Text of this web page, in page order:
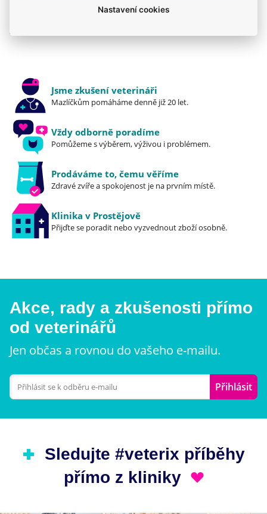
Pro štěňata
Mého psa trápí
Jsme zkušení veterináři
Mazlíčkům pomáháme denně již 20 let.
Vždy odborně poradíme
Pomůžeme s výběrem, výživou i problémem.
Prodáváme to, čemu věříme
Zdravé zvíře a spokojenost je na prvním místě.
Klinika v Prostějově
Přijďte se poradit nebo vyzvednout zboží osobně.
Akce, rady a zkušenosti přímo
od veterinářů
Jen občas a rovnou do vašeho e-mailu.
Přihlásit
Sledujte #veterix příběhy
přímo z kliniky
Nastavení cookies